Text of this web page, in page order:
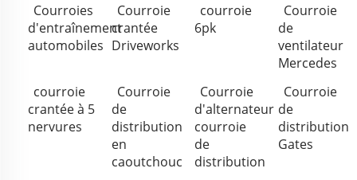
Courroies
d'entraînement
automobiles
Courroie
crantée
Driveworks
courroie
6pk
Courroie
de
ventilateur
Mercedes
courroie
crantée à 5
nervures
Courroie
de
distribution
en
caoutchouc
Courroie
d'alternateur
courroie
de
distribution
Courroie
de
distribution
Gates